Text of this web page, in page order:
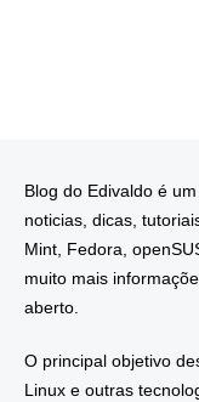
Blog do Edivaldo é
noticias, dicas,
Mint, Fedora,
muito mais
aberto.
O principal objetivo
Linux e outras